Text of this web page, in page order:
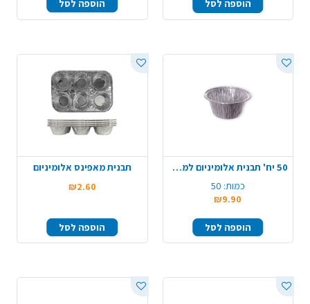
הוספה לסל הוספה לסל
50 יח' תבנית אלומיניום למאפינס
כמות: 50
₪9.90
הוספה לסל
תבנית מאפינס אלומיניום
₪2.60
הוספה לסל